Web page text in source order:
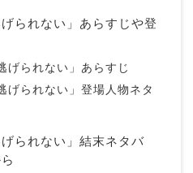
げられない」あらすじや登
げられない」あらすじ
げられない」登場人物ネタ
げられない」結末ネタバ